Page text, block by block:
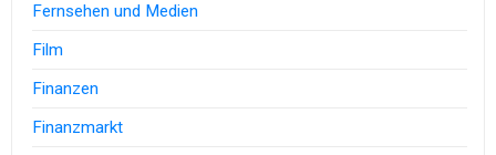
Fernsehen und Medien
Film
Finanzen
Finanzmarkt